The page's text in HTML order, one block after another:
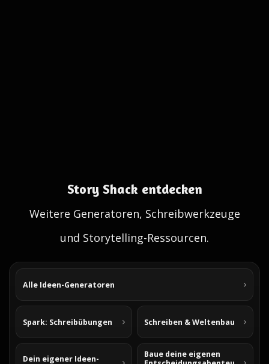
Story Shack entdecken
Weitere Generatoren, Schreibwerkzeuge
und Storytelling-Ressourcen.
Alle Ideen-Generatoren
Spark: Schreibübungen Schreiben & Weltenbau
Dein eigener Ideen-
Baue deine eigenen